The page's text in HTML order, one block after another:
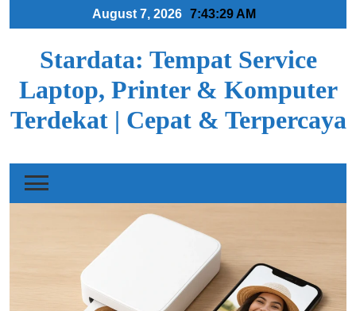
August 7, 2026 7:43:30 AM
Stardata: Tempat Service
Laptop, Printer & Komputer
Terdekat | Cepat & Terpercaya